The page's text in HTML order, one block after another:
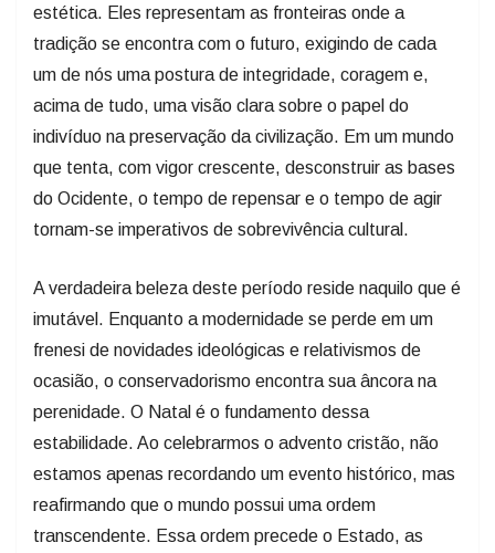
estética. Eles representam as fronteiras onde a
tradição se encontra com o futuro, exigindo de cada
um de nós uma postura de integridade, coragem e,
acima de tudo, uma visão clara sobre o papel do
indivíduo na preservação da civilização. Em um mundo
que tenta, com vigor crescente, desconstruir as bases
do Ocidente, o tempo de repensar e o tempo de agir
tornam-se imperativos de sobrevivência cultural.
A verdadeira beleza deste período reside naquilo que é
imutável. Enquanto a modernidade se perde em um
frenesi de novidades ideológicas e relativismos de
ocasião, o conservadorismo encontra sua âncora na
perenidade. O Natal é o fundamento dessa
estabilidade. Ao celebrarmos o advento cristão, não
estamos apenas recordando um evento histórico, mas
reafirmando que o mundo possui uma ordem
transcendente. Essa ordem precede o Estado, as